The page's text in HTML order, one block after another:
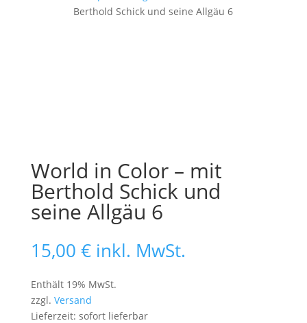
Berthold Schick und seine Allgäu 6
World in Color – mit
Berthold Schick und
seine Allgäu 6
15,00 € inkl. MwSt.
Enthält 19% MwSt.
zzgl. Versand
Lieferzeit: sofort lieferbar